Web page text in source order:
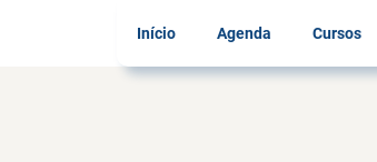
Início Agenda Cursos